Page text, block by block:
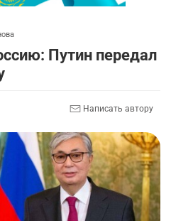
Путин передал
Написать автору